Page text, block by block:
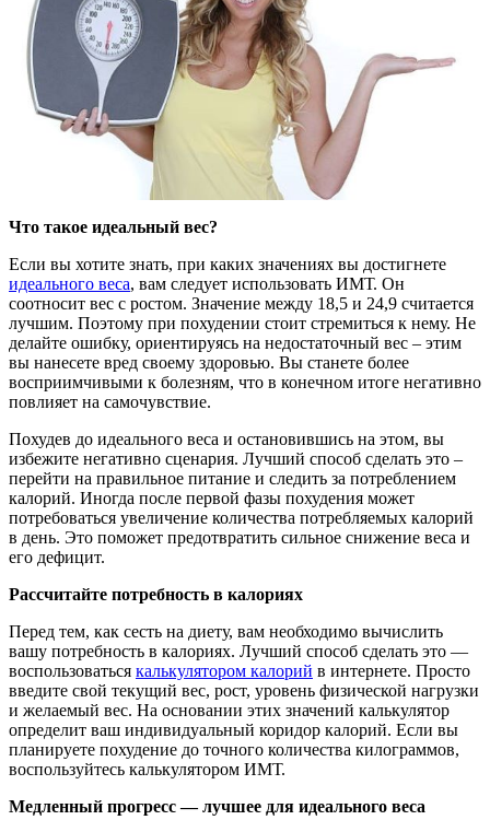
Что такое идеальный вес?
Если вы хотите знать, при каких значениях вы достигнете
идеального веса, вам следует использовать ИМТ. Он
соотносит вес с ростом. Значение между 18,5 и 24,9 считается
лучшим. Поэтому при похудении стоит стремиться к нему. Не
делайте ошибку, ориентируясь на недостаточный вес – этим
вы нанесете вред своему здоровью. Вы станете более
восприимчивыми к болезням, что в конечном итоге негативно
повлияет на самочувствие.
Похудев до идеального веса и остановившись на этом, вы
избежите негативно сценария. Лучший способ сделать это –
перейти на правильное питание и следить за потреблением
калорий. Иногда после первой фазы похудения может
потребоваться увеличение количества потребляемых калорий
в день. Это поможет предотвратить сильное снижение веса и
его дефицит.
Рассчитайте потребность в калориях
Перед тем, как сесть на диету, вам необходимо вычислить
вашу потребность в калориях. Лучший способ сделать это —
воспользоваться калькулятором калорий в интернете. Просто
введите свой текущий вес, рост, уровень физической нагрузки
и желаемый вес. На основании этих значений калькулятор
определит ваш индивидуальный коридор калорий. Если вы
планируете похудение до точного количества килограммов,
воспользуйтесь калькулятором ИМТ.
Медленный прогресс — лучшее для идеального веса